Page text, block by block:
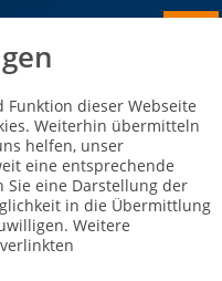
DES AC EBERN E.V.
des AC
dieser Webseite
Weiterhin übermitteln
helfen, unser
eine entsprechende
eine Darstellung der
in die Übermittlung
Weitere